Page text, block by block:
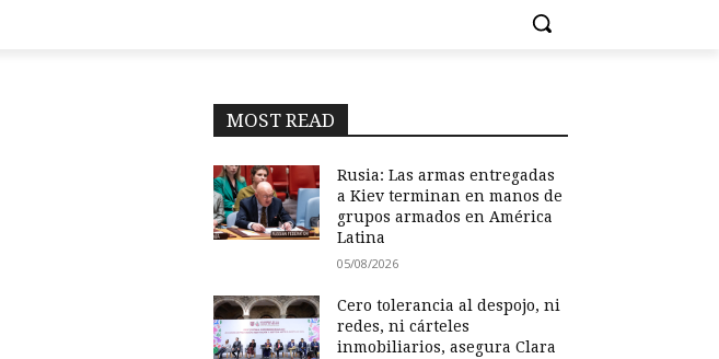
MOST READ
Rusia: Las armas entregadas
a Kiev terminan en manos de
grupos armados en América
Latina
05/08/2026
Cero tolerancia al despojo, ni
redes, ni cárteles
inmobiliarios, asegura Clara